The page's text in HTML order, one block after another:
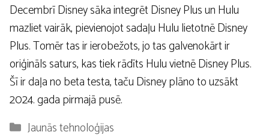
Decembrī Disney sāka integrēt Disney Plus un Hulu
mazliet vairāk, pievienojot sadaļu Hulu lietotnē Disney
Plus. Tomēr tas ir ierobežots, jo tas galvenokārt ir
oriģināls saturs, kas tiek rādīts Hulu vietnē Disney Plus.
Šī ir daļa no beta testa, taču Disney plāno to uzsākt
2024. gada pirmajā pusē.
Kategorijas
Jaunās tehnoloģijas